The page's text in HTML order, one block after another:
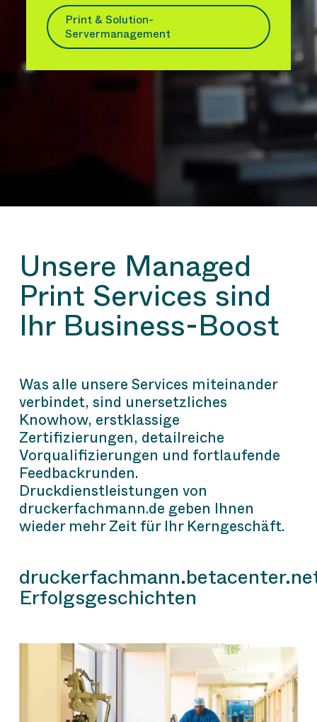
Print & Solution-
Servermanagement
Unsere Managed
Print Services sind
Ihr Business-Boost
Was alle unsere Services miteinander
verbindet, sind unersetzliches
Knowhow, erstklassige
Zertifizierungen, detailreiche
Vorqualifizierungen und fortlaufende
Feedbackrunden.
Druckdienstleistungen von
druckerfachmann.de geben Ihnen
wieder mehr Zeit für Ihr Kerngeschäft.
Erfolgsgeschichten